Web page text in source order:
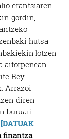
erantsiaren
gordin,
hutsa
lotzen
aitorpenean
Rey
Arrazoi
diren
buruari
[DATUAK
finantza